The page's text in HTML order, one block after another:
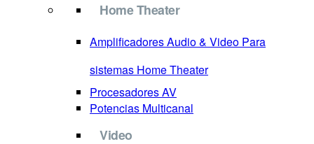
Home Theater
Amplificadores Audio & Video Para
sistemas Home Theater
Procesadores AV
Potencias Multicanal
Video